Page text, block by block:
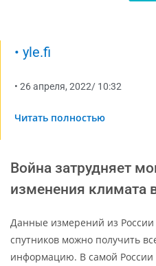
• yle.fi
• 26 апреля, 2022/ 10:32
Читать полностью
Война затрудняет
изменения климата
Данные измерений из
спутников можно получить
информацию. В самой России